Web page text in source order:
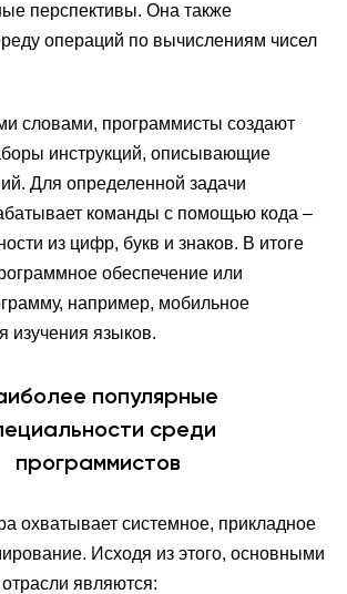
перспективы. Она также
операций по вычислениям чисел
словами, программисты создают
инструкций, описывающие
Для определенной задачи
команды с помощью кода –
из цифр, букв и знаков. В итоге
обеспечение или
например, мобильное
изучения языков.
популярные
среди
программистов
охватывает системное, прикладное
Исходя из этого, основными
являются: